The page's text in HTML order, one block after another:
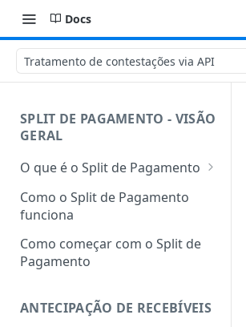
Docs
Tratamento de contestações via API
SPLIT DE PAGAMENTO - VISÃO
GERAL
O que é o Split de Pagamento
Glossário
Como o Split de Pagamento
funciona
Como começar com o Split de
Pagamento
ANTECIPAÇÃO DE RECEBÍVEIS